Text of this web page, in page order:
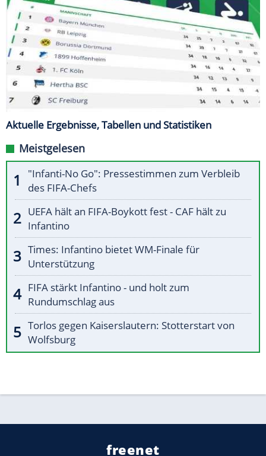
Aktuelle Ergebnisse, Tabellen und Statistiken
Meistgelesen
"Infanti-No Go": Pressestimmen zum Verbleib
des FIFA-Chefs
UEFA hält an FIFA-Boykott fest - CAF hält zu
Infantino
Times: Infantino bietet WM-Finale für
Unterstützung
FIFA stärkt Infantino - und holt zum
Rundumschlag aus
Torlos gegen Kaiserslautern: Stotterstart von
Wolfsburg
freenet